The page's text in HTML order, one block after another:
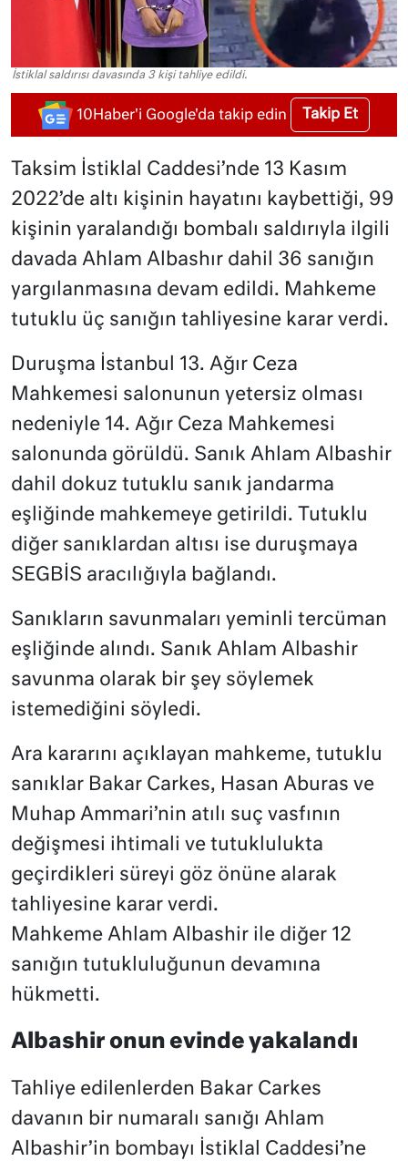
İstiklal saldırısı davasında 3 kişi tahliye edildi.
10Haber'i Google'da takip edin Takip Et
Taksim İstiklal Caddesi’nde 13 Kasım
2022’de altı kişinin hayatını kaybettiği, 99
kişinin yaralandığı bombalı saldırıyla ilgili
davada Ahlam Albashır dahil 36 sanığın
yargılanmasına devam edildi. Mahkeme
tutuklu üç sanığın tahliyesine karar verdi.
Duruşma İstanbul 13. Ağır Ceza
Mahkemesi salonunun yetersiz olması
nedeniyle 14. Ağır Ceza Mahkemesi
salonunda görüldü. Sanık Ahlam Albashir
dahil dokuz tutuklu sanık jandarma
eşliğinde mahkemeye getirildi. Tutuklu
diğer sanıklardan altısı ise duruşmaya
SEGBİS aracılığıyla bağlandı.
Sanıkların savunmaları yeminli tercüman
eşliğinde alındı. Sanık Ahlam Albashir
savunma olarak bir şey söylemek
istemediğini söyledi.
Ara kararını açıklayan mahkeme, tutuklu
sanıklar Bakar Carkes, Hasan Aburas ve
Muhap Ammari’nin atılı suç vasfının
değişmesi ihtimali ve tutuklulukta
geçirdikleri süreyi göz önüne alarak
tahliyesine karar verdi.
Mahkeme Ahlam Albashir ile diğer 12
sanığın tutukluluğunun devamına
hükmetti.
Albashir onun evinde yakalandı
Tahliye edilenlerden Bakar Carkes
davanın bir numaralı sanığı Ahlam
Albashir’in bombayı İstiklal Caddesi’ne